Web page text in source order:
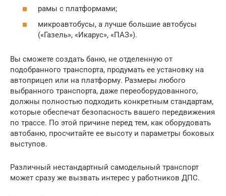
рамы с платформами;
микроавтобусы, а лучше большие автобусы
(«Газель», «Икарус», «ПАЗ»).
Вы сможете создать баню, не отделенную от
подобранного транспорта, продумать ее установку на
автоприцеп или на платформу. Размеры любого
выбранного транспорта, даже переоборудованного,
должны полностью подходить конкретным стандартам,
которые обеспечат безопасность вашего передвижения
по трассе. По этой причине перед тем, как оборудовать
автобаню, просчитайте ее высоту и параметры боковых
выступов.
Различный нестандартный самодельный транспорт
может сразу же вызвать интерес у работников ДПС.